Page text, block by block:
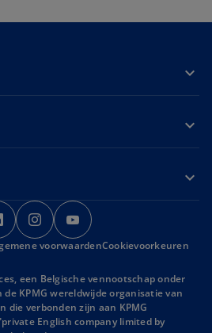
o
p
e
s
i
n
o
p
e
s
i
n
p
e
s
i
n
voorwaardenCookievoorkeuren
een Belgische vennootschap onder
de KPMG wereldwijde organisatie van
die verbonden zijn aan KPMG
English company limited by